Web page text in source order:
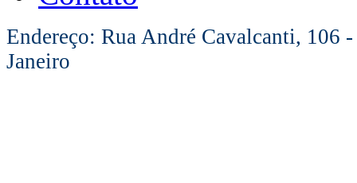
Endereço: Rua André Cavalcanti, 106
Janeiro